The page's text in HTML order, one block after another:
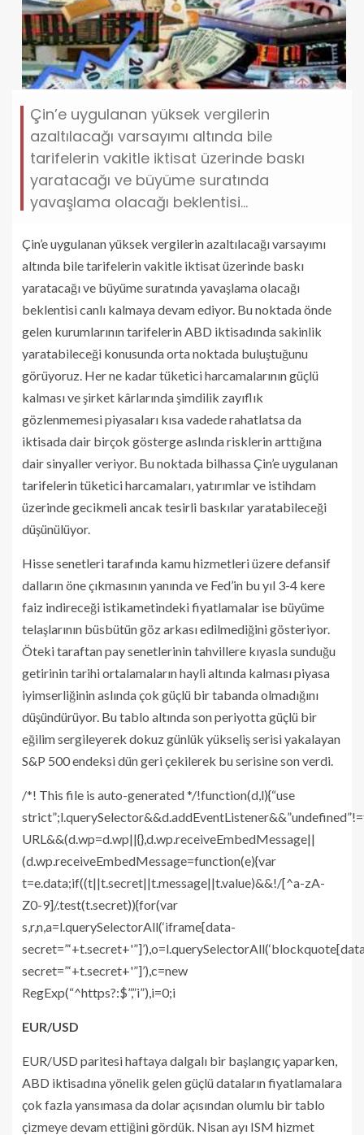
Çin’e uygulanan yüksek vergilerin
azaltılacağı varsayımı altında bile
tarifelerin vakitle iktisat üzerinde baskı
yaratacağı ve büyüme suratında
yavaşlama olacağı beklentisi…
Çin’e uygulanan yüksek vergilerin azaltılacağı varsayımı
altında bile tarifelerin vakitle iktisat üzerinde baskı
yaratacağı ve büyüme suratında yavaşlama olacağı
beklentisi canlı kalmaya devam ediyor. Bu noktada önde
gelen kurumlarının tarifelerin ABD iktisadında sakinlik
yaratabileceği konusunda orta noktada buluştuğunu
görüyoruz. Her ne kadar tüketici harcamalarının güçlü
kalması ve şirket kârlarında şimdilik zayıflık
gözlenmemesi piyasaları kısa vadede rahatlatsa da
iktisada dair birçok gösterge aslında risklerin arttığına
dair sinyaller veriyor. Bu noktada bilhassa Çin’e uygulanan
tarifelerin tüketici harcamaları, yatırımlar ve istihdam
üzerinde gecikmeli ancak tesirli baskılar yaratabileceği
düşünülüyor.
Hisse senetleri tarafında kamu hizmetleri üzere defansif
dalların öne çıkmasının yanında ve Fed’in bu yıl 3-4 kere
faiz indireceği istikametindeki fiyatlamalar ise büyüme
telaşlarının büsbütün göz arkası edilmediğini gösteriyor.
Öteki taraftan pay senetlerinin tahvillere kıyasla sunduğu
getirinin tarihi ortalamaların hayli altında kalması piyasa
iyimserliğinin aslında çok güçlü bir tabanda olmadığını
düşündürüyor. Bu tablo altında son periyotta güçlü bir
eğilim sergileyerek dokuz günlük yükseliş serisi yakalayan
S&P 500 endeksi dün geri çekilerek bu serisine son verdi.
/*! This file is auto-generated */!function(d,l){“use
URL&&(d.wp=d.wp||{},d.wp.receiveEmbedMessage||
(d.wp.receiveEmbedMessage=function(e){var
t=e.data;if((t||t.secret||t.message||t.value)&&!/[^a-zA-
Z0-9]/.test(t.secret)){for(var
s,r,n,a=l.querySelectorAll(‘iframe[data-
secret=”‘+t.secret+'”]’),c=new
RegExp(“^https?:$”,”i”),i=0;i
EUR/USD
EUR/USD paritesi haftaya dalgalı bir başlangıç yaparken,
ABD iktisadına yönelik gelen güçlü dataların fiyatlamalara
çok fazla yansımasa da dolar açısından olumlu bir tablo
çizmeye devam ettiğini gördük. Nisan ayı ISM hizmet